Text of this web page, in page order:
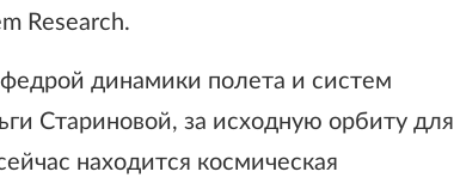
Research.
динамики полета и систем
Стариновой, за исходную орбиту для
находится космическая